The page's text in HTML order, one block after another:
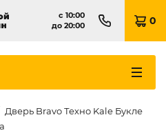
с 10:00
до 20:00 0
Дверь Bravo Техно Kale Букле